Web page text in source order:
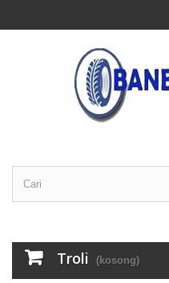
Troli (kosong)